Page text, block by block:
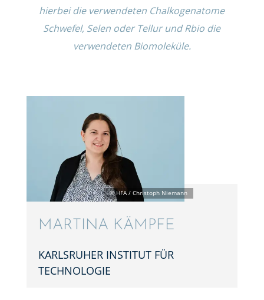
hierbei die verwen­de­ten Chalko­gen­atome
Schwe­fel, Selen oder Tellur und Rbio die
verwen­de­ten Biomoleküle.
MARTINA KÄMPFE
KARLS­RU­HER INSTI­TUT FÜR
TECHNOLOGIE